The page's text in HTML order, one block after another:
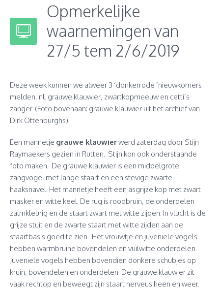
Opmerkelijke
waarnemingen van
27/5 tem 2/6/2019
Deze week kunnen we alweer 3 ‘donkerrode ‘nieuwkomers
melden, nl. grauwe klauwier, zwartkopmeeuw en cetti’s
zanger. (Foto bovenaan: grauwe klauwier uit het archief van
Dirk Ottenburghs).
Een mannetje grauwe klauwierwerd zaterdag door Stijn
Raymaekers gezien in Rutten. Stijn kon ook onderstaande
foto maken. De grauwe klauwier is een middelgrote
zangvogel met lange staart en een stevige zwarte
haaksnavel. Het mannetje heeft een asgrijze kop met zwart
masker en witte keel. De rug is roodbruin, de onderdelen
zalmkleurig en de staart zwart met witte zijden. In vlucht is de
grijze stuit en de zwarte staart met witte zijden aan de
staartbasis goed te zien. Het vrouwtje en juveniele vogels
hebben warmbruine bovendelen en vuilwitte onderdelen.
Juveniele vogels hebben bovendien donkere schubjes op
kruin, bovendelen en onderdelen. De grauwe klauwier zit
vaak rechtop en beweegt zijn staart nerveus heen en weer.